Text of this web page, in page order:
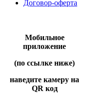
Договор-оферта
Мобильное
приложение
(по ссылке ниже)
наведите камеру на
QR код